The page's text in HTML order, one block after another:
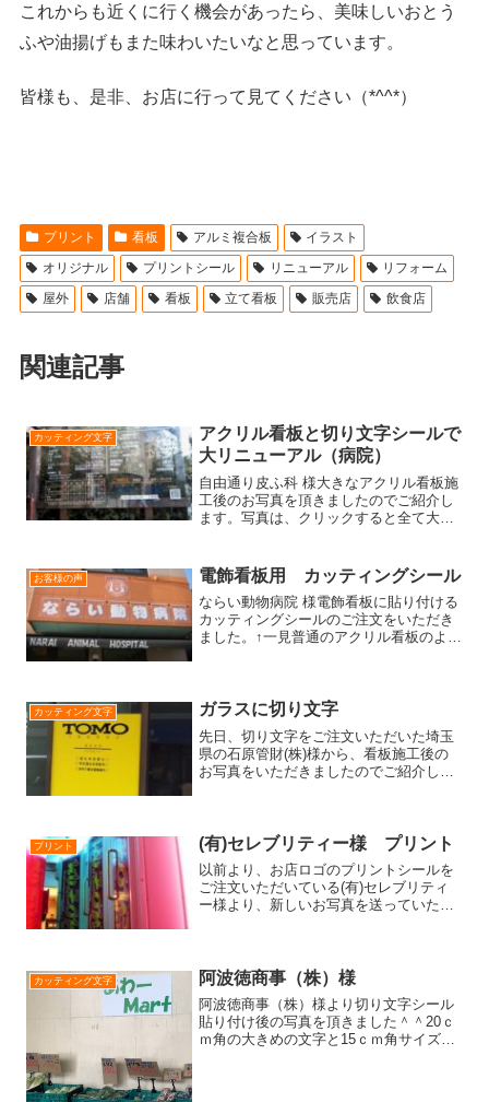
これからも近くに行く機会があったら、美味しいおとう
ふや油揚げもまた味わいたいなと思っています。
皆様も、是非、お店に行って見てください（*^^*）
プリント 看板 アルミ複合板
イラスト
オリジナル
プリントシール リニューアル
リフォーム
屋外
店舗 看板 立て看板 販売店 飲食店
関連記事
カッティング文字
アクリル看板と切り文字シールで
大リニューアル（病院）
自由通り皮ふ科 様大きなアクリル看板施
工後のお写真を頂きましたのでご紹介し
ます。写真は、クリックすると全て大き
板も厚く、圧巻ですね！看板の後ろのバ
ラに光が行く...
お客様の声 電飾看板用 カッティングシール
ならい動物病院 様電飾看板に貼り付ける
カッティングシールのご注文をいただき
ました。↑一見普通のアクリル看板のよう
りました。【...
カッティング文字 ガラスに切り文字
先日、切り文字をご注文いただいた埼玉
県の石原管財(株)様から、看板施工後の
お写真をいただきましたのでご紹介しま
た。）黒と黄色は、遠くから...
プリント (有)セレブリティー様 プリント
以前より、お店ロゴのプリントシールを
ご注文いただいている(有)セレブリティ
ー様より、新しいお写真を送っていただ
ートをご注文いただきまし...
カッティング文字 阿波徳商事（株）様
阿波徳商事（株）様より切り文字シール
貼り付け後の写真を頂きました＾＾20ｃ
ｍ角の大きめの文字と15ｃｍ角サイズの